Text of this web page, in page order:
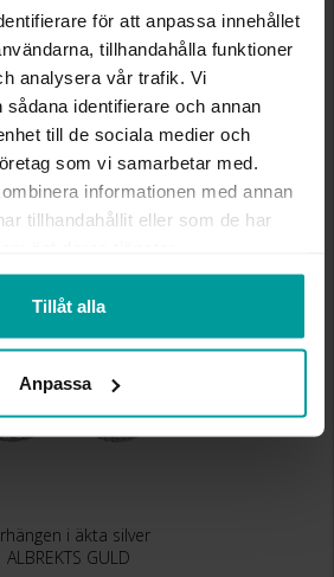
för att anpassa innehållet
tillhandahålla funktioner
analysera vår trafik. Vi
identifierare och annan
till de sociala medier och
som vi samarbetar med.
informationen med annan
tillhandahållit eller som de har
Tillåt alla
Anpassa
13
42+3
Albrekts Guld
Silver
Kubisk zirkonia
produkter
i äkta silver
ALBREKTS GULD